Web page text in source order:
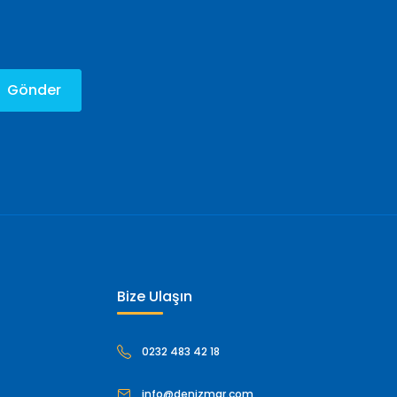
Gönder
Bize Ulaşın
0232 483 42 18
info@denizmar.com